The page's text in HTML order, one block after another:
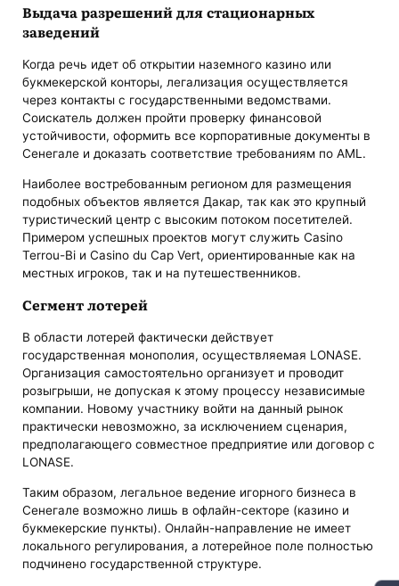
Выдача разрешений для стационарных
заведений
Когда речь идет об открытии наземного казино или
букмекерской конторы, легализация осуществляется
через контакты с государственными ведомствами.
Соискатель должен пройти проверку финансовой
устойчивости, оформить все корпоративные документы в
Сенегале и доказать соответствие требованиям по AML.
Наиболее востребованным регионом для размещения
подобных объектов является Дакар, так как это крупный
туристический центр с высоким потоком посетителей.
Примером успешных проектов могут служить Casino
Terrou-Bi и Casino du Cap Vert, ориентированные как на
местных игроков, так и на путешественников.
Сегмент лотерей
В области лотерей фактически действует
государственная монополия, осуществляемая LONASE.
Организация самостоятельно организует и проводит
розыгрыши, не допуская к этому процессу независимые
компании. Новому участнику войти на данный рынок
практически невозможно, за исключением сценария,
предполагающего совместное предприятие или договор с
LONASE.
Таким образом, легальное ведение игорного бизнеса в
Сенегале возможно лишь в офлайн-секторе (казино и
букмекерские пункты). Онлайн-направление не имеет
локального регулирования, а лотерейное поле полностью
подчинено государственной структуре.